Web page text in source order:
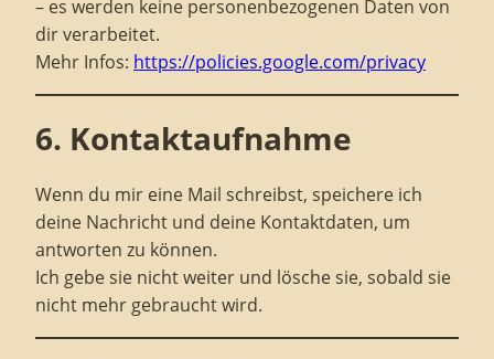
– es werden keine personenbezogenen Daten von
dir verarbeitet.
Mehr Infos: https://policies.google.com/privacy
6. Kontaktaufnahme
Wenn du mir eine Mail schreibst, speichere ich
deine Nachricht und deine Kontaktdaten, um
antworten zu können.
Ich gebe sie nicht weiter und lösche sie, sobald sie
nicht mehr gebraucht wird.